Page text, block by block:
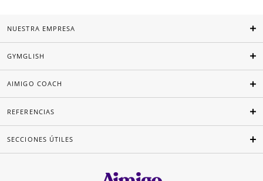
NUESTRA EMPRESA
GYMGLISH
AIMIGO COACH
REFERENCIAS
SECCIONES ÚTILES